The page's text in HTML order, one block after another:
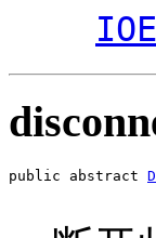
public abstract